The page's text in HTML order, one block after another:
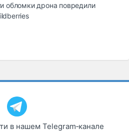
обломки дрона повредили
в нашем Telegram‑канале